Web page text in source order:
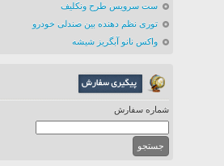
ست سرویس طرح ونکلیف
توری نظم دهنده بین صندلی خودرو
واکس نانو آبگریز شیشه
شماره سفارش